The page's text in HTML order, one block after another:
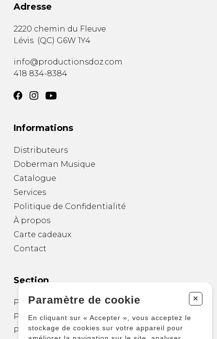
Adresse
2220 chemin du Fleuve
Lévis (QC) G6W 1Y4
info@productionsdoz.com
418 834-8384
Informations
Distributeurs
Doberman Musique
Catalogue
Services
Politique de Confidentialité
À propos
Carte cadeaux
Contact
Section
Partitions pour guitare
Partitions pour autres instruments
Partitions pour ensembles
Paramètre de cookie +
En cliquant sur « Accepter », vous acceptez le
stockage de cookies sur votre appareil pour